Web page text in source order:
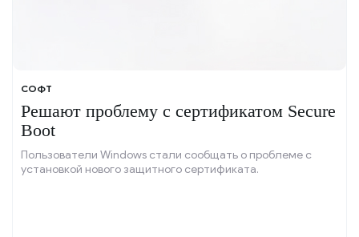
СОФТ
Решают проблему с сертификатом Secure
Boot
Пользователи Windows стали сообщать о проблеме с
установкой нового защитного сертификата.